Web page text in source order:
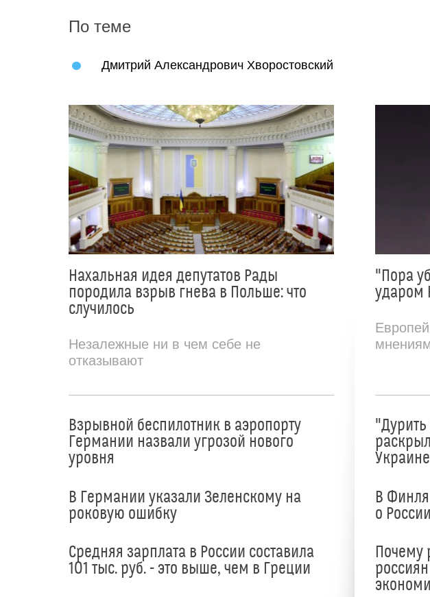
По теме
Дмитрий Александрович Хворостовский
Нахальная идея депутатов Рады
породила взрыв гнева в Польше: что
случилось
Незалежные ни в чем себе не
отказывают
Взрывной беспилотник в аэропорту
Германии назвали угрозой нового
уровня
В Германии указали Зеленскому на
роковую ошибку
Средняя зарплата в России составила
101 тыс. руб. - это выше, чем в Греции
"Пора
ударом
Украине
В
о России
Почему